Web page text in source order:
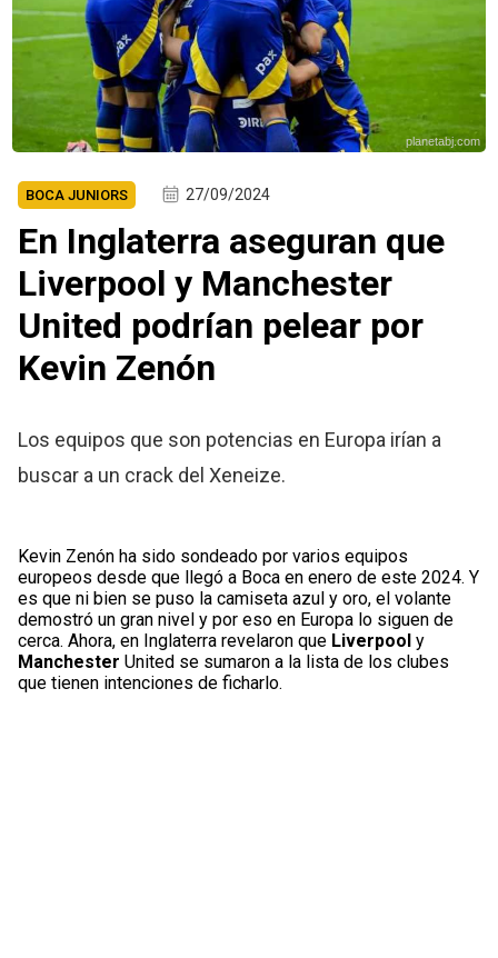
planetabj.com
BOCA JUNIORS 27/09/2024
En Inglaterra aseguran que
Liverpool y Manchester
United podrían pelear por
Kevin Zenón
Los equipos que son potencias en Europa irían a
buscar a un crack del Xeneize.
Kevin Zenón ha sido sondeado por varios equipos
europeos desde que llegó a Boca en enero de este 2024. Y
es que ni bien se puso la camiseta azul y oro, el volante
demostró un gran nivel y por eso en Europa lo siguen de
cerca. Ahora, en Inglaterra revelaron que Liverpool y
Manchester United se sumaron a la lista de los clubes
que tienen intenciones de ficharlo.